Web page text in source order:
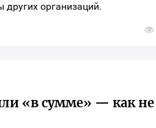
организаций.
«в сумме» — как не